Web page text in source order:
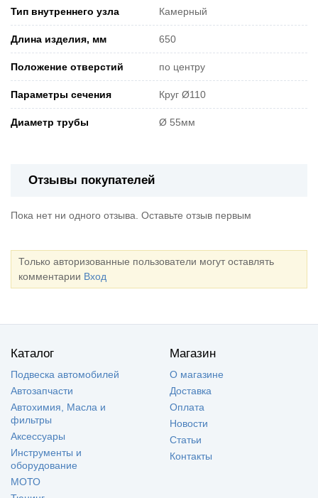
Тип внутреннего узла Камерный
Длина изделия, мм 650
Положение отверстий по центру
Параметры сечения Круг Ø110
Диаметр трубы Ø 55мм
Отзывы покупателей
Пока нет ни одного отзыва. Оставьте отзыв первым
Только авторизованные пользователи могут оставлять
комментарии Вход
Каталог
Подвеска автомобилей
Автозапчасти
Автохимия, Масла и
фильтры
Аксессуары
Инструменты и
оборудование
МОТО
Магазин
О магазине
Доставка
Оплата
Новости
Статьи
Контакты